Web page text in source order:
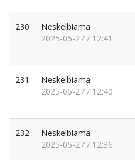
230
Neskelbiama
2025-05-27 / 12:41
231
Neskelbiama
2025-05-27 / 12:40
232
Neskelbiama
2025-05-27 / 12:36